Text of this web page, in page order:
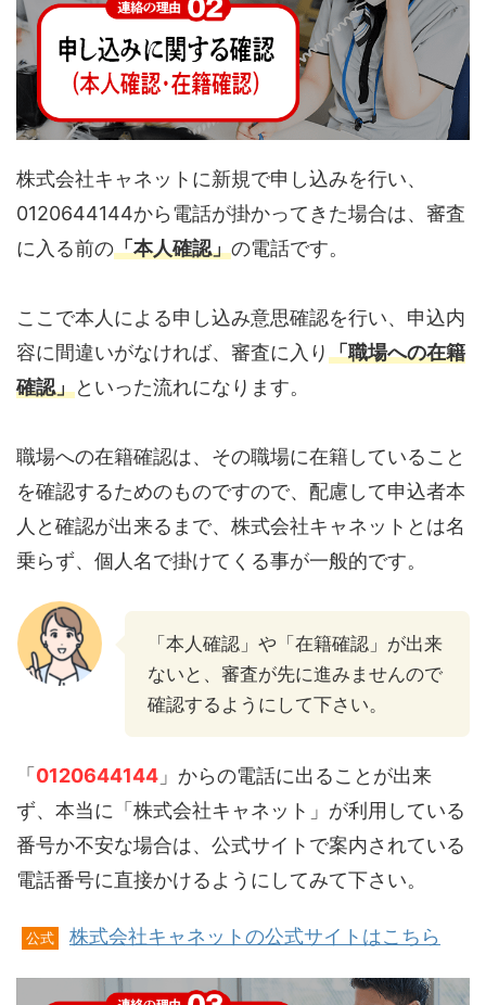
株式会社キャネットに新規で申し込みを行い、
0120644144から電話が掛かってきた場合は、審査
に入る前の「本人確認」の電話です。
ここで本人による申し込み意思確認を行い、申込内
容に間違いがなければ、審査に入り「職場への在籍
確認」といった流れになります。
職場への在籍確認は、その職場に在籍していること
を確認するためのものですので、配慮して申込者本
人と確認が出来るまで、株式会社キャネットとは名
乗らず、個人名で掛けてくる事が一般的です。
「本人確認」や「在籍確認」が出来
ないと、審査が先に進みませんので
確認するようにして下さい。
「 0120644144 」からの電話に出ることが出来
ず、本当に「株式会社キャネット」が利用している
番号か不安な場合は、公式サイトで案内されている
電話番号に直接かけるようにしてみて下さい。
公式 株式会社キャネットの公式サイトはこちら